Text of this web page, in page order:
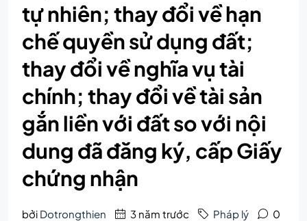
tự nhiên; thay đổi về hạn
chế quyền sử dụng đất;
thay đổi về nghĩa vụ tài
chính; thay đổi về tài sản
gắn liền với đất so với nội
dung đã đăng ký, cấp Giấy
chứng nhận
bởi Dotrongthien 3 năm trước Pháp lý 0